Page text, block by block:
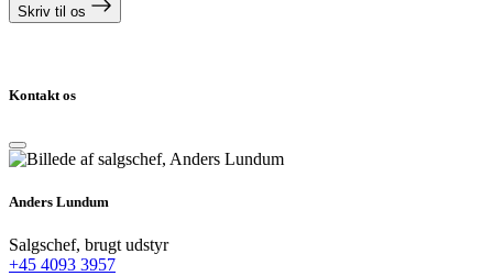
Skriv til os
Kontakt os
Anders Lundum
Salgschef, brugt udstyr
+45 4093 3957